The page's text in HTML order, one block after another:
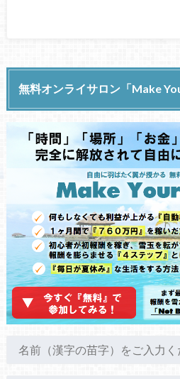
無料オンライサロン「Make